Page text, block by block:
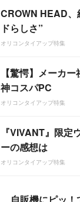
CROWN HEAD、
ドらしさ”
オリコンタイアップ特集
【驚愕】メーカ
神コスパPC
オリコンタイアップ特集
『VIVANT』限定
ーの感想は
オリコンタイアップ特集